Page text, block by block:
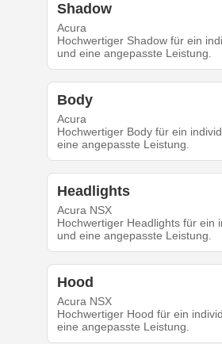
Shadow
Acura
Hochwertiger Shadow für ein
und eine angepasste Leistung.
Body
Acura
Hochwertiger Body für ein
eine angepasste Leistung.
Headlights
Acura NSX
Hochwertiger Headlights für ein
und eine angepasste Leistung.
Hood
Acura NSX
Hochwertiger Hood für ein
eine angepasste Leistung.